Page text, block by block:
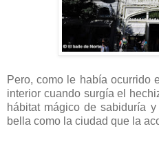
Pero, como le había ocurrido
interior cuando surgía el
hábitat mágico de sabiduría
bella como la ciudad que la